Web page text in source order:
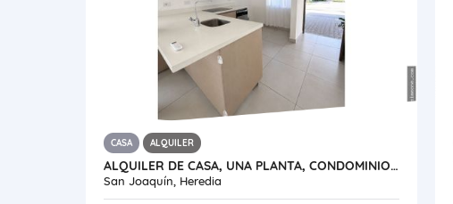
CASA ALQUILER
ALQUILER DE CASA, UNA PLANTA, CONDOMINIO NAOS, SAN JOAQUÍN DE HEREDIA.
San Joaquín, Heredia